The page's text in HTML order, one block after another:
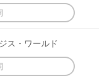
ス・ワールド